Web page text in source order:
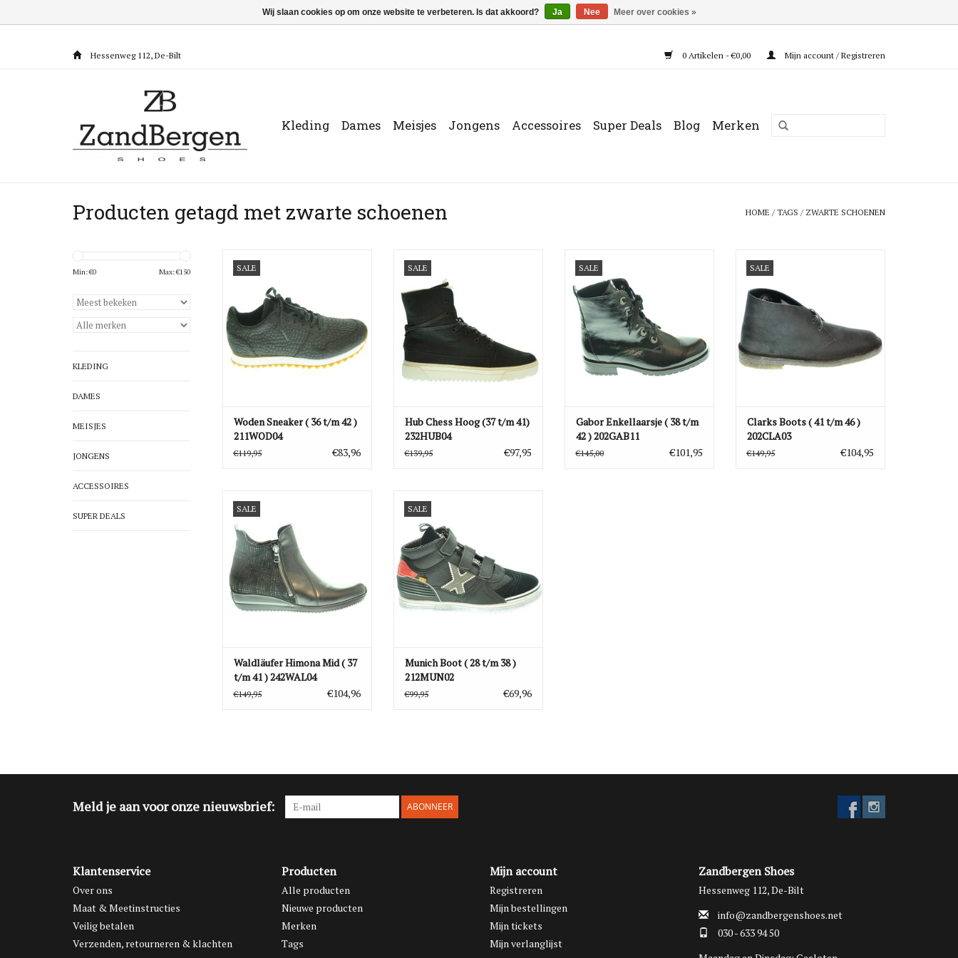
Hessenweg 112, De-Bilt 0 Artikelen - €0,00 Mijn account / Registreren
Kleding Dames Meisjes Jongens Accessoires Super Deals Blog Merken
Producten getagd met zwarte schoenen HOME /TAGS / ZWARTE SCHOENEN
Min: €0 Max: €150
KLEDING
DAMES
MEISJES
JONGENS
ACCESSOIRES
SUPER DEALS
SALE
TOEVOEGEN AAN WINKELWAGEN
Woden Sneaker ( 36 t/m 42 )
211WOD04
€119,95 €83,96
SALE
TOEVOEGEN AAN WINKELWAGEN
Hub Chess Hoog (37 t/m 41)
232HUB04
€139,95 €97,95
SALE
TOEVOEGEN AAN WINKELWAGEN
Gabor Enkellaarsje ( 38 t/m
42 ) 202GAB11
€145,00 €101,95
SALE
TOEVOEGEN AAN WINKELWAGEN
Clarks Boots ( 41 t/m 46 )
202CLA03
€149,95 €104,95
SALE
TOEVOEGEN AAN WINKELWAGEN
Waldläufer Himona Mid ( 37
t/m 41 ) 242WAL04
€149,95 €104,96
SALE
TOEVOEGEN AAN WINKELWAGEN
Munich Boot ( 28 t/m 38 )
212MUN02
€99,95 €69,96
Meld je aan voor onze nieuwsbrief: ABONNEER
Klantenservice
Over ons
Maat & Meetinstructies
Veilig betalen
Verzenden, retourneren & klachten
Producten
Alle producten
Nieuwe producten
Merken
Tags
Mijn account
Registreren
Mijn bestellingen
Mijn tickets
Mijn verlanglijst
Zandbergen Shoes
Hessenweg 112, De-Bilt
info@zandbergenshoes.net
030 - 633 94 50
Wij slaan cookies op om onze website te verbeteren. Is dat akkoord? Ja Nee Meer over cookies »